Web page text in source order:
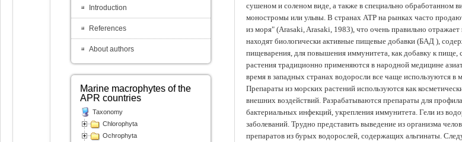
сушеном и соленом виде, а также в специально обработанном
моностромы или ульвы. В странах АТР на рынках часто
из моря" (Arasaki, Arasaki, 1983), что очень правильно
находят биологически активные пищевые добавки (БАД ),
пищеварения, для повышения иммунитета, как добавку к
растения традиционно применяются в народной медицине
время в западных странах водоросли все чаще используются в
Препараты из морских растений используются как
внешних воздействий. Разрабатываются препараты для
бактериальных инфекций, укрепления иммунитета. Гели из
заболеваний. Трудно представить выведение из организма
препаратов из бурых водорослей, содержащих альгинаты.
Introduction
References
About authors
Marine macrophytes of the
APR countries
Taxonomy
Chlorophyta
Ochrophyta